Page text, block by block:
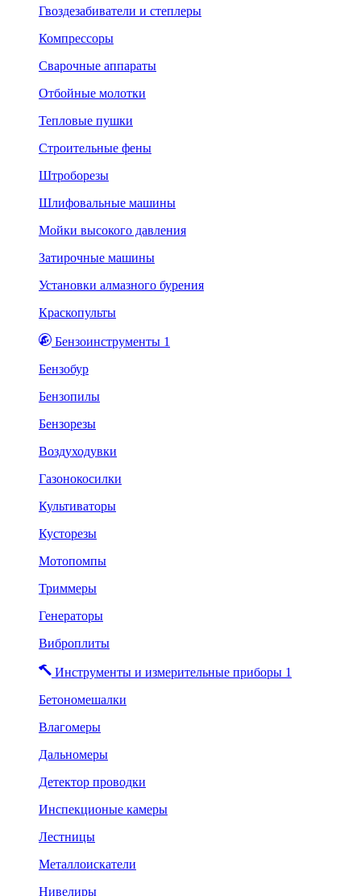
Гвоздезабиватели и степлеры
Компрессоры
Сварочные аппараты
Отбойные молотки
Тепловые пушки
Строительные фены
Штроборезы
Шлифовальные машины
Мойки высокого давления
Затирочные машины
Установки алмазного бурения
Краскопульты
Бензоинструменты 1
Бензобур
Бензопилы
Бензорезы
Воздуходувки
Газонокосилки
Культиваторы
Кусторезы
Мотопомпы
Триммеры
Генераторы
Виброплиты
Инструменты и измерительные приборы 1
Бетономешалки
Влагомеры
Дальномеры
Детектор проводки
Инспекционые камеры
Лестницы
Металлоискатели
Нивелиры